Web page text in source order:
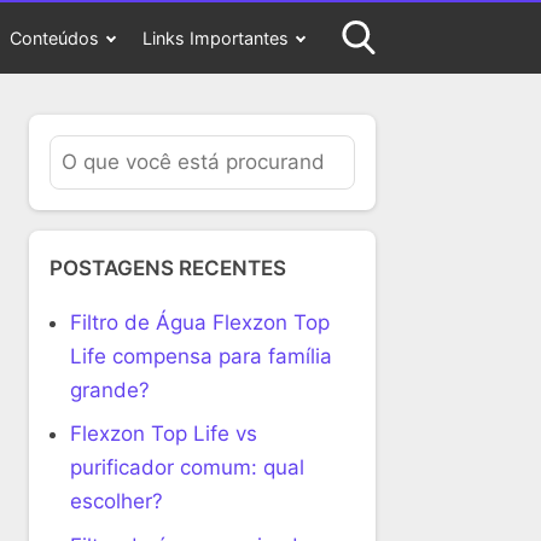
Conteúdos Links Importantes
POSTAGENS RECENTES
Filtro de Água Flexzon Top
Life compensa para família
grande?
Flexzon Top Life vs
purificador comum: qual
escolher?